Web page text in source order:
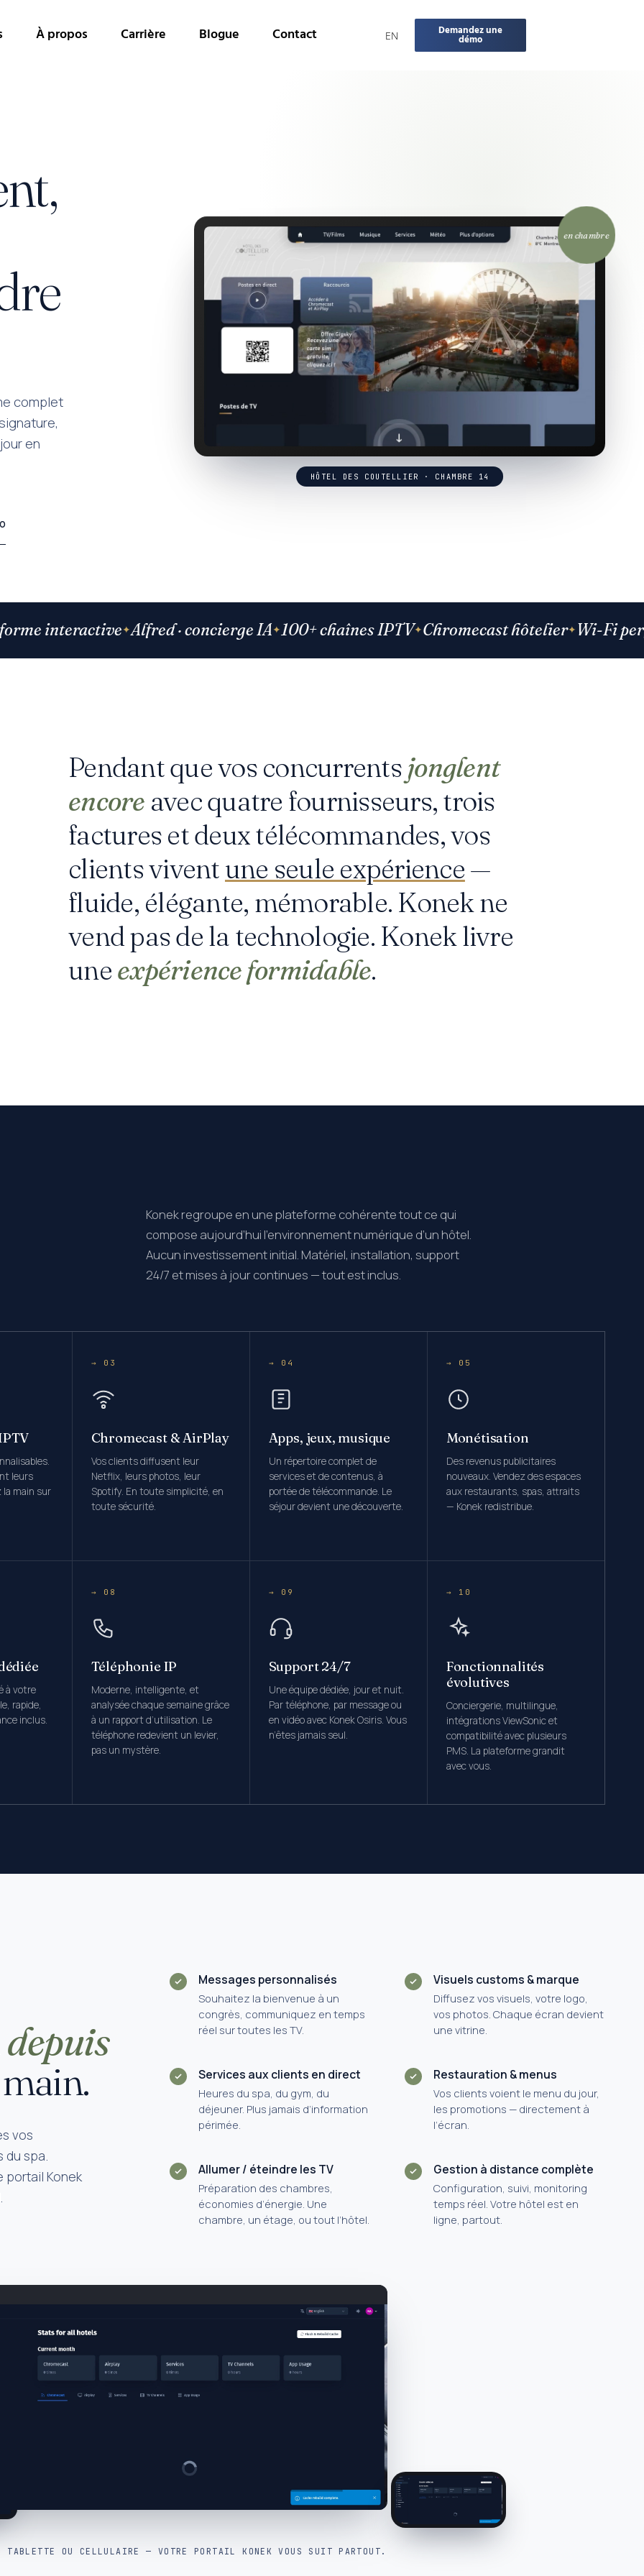
À propos Carrière Blogue Contact EN Demandez une
démo
complet
en
en chambre
HÔTEL DES COUTELLIER · CHAMBRE 14
interactive Alfred · concierge IA 100+ chaînes IPTV Chromecast hôtelier Wi-Fi
Pendant que vos concurrentsjonglent
encore avec quatre fournisseurs, trois
factures et deux télécommandes, vos
clients viventune seule expérience—
fluide, élégante, mémorable. Konek ne
vend pas de la technologie. Konek livre
uneexpérience formidable.
Konek regroupe en une plateforme cohérente tout ce qui
compose aujourd’hui l’environnement numérique d’un hôtel.
Aucun investissement initial. Matériel, installation, support
24/7 et mises à jour continues — tout est inclus.
leurs
la main sur
→ 03
Chromecast & AirPlay
Vos clients diffusent leur
Netflix, leurs photos, leur
Spotify. En toute simplicité, en
toute sécurité.
→ 04
Apps, jeux, musique
Un répertoire complet de
services et de contenus, à
portée de télécommande. Le
séjour devient une découverte.
→ 05
Monétisation
Des revenus publicitaires
nouveaux. Vendez des espaces
aux restaurants, spas, attraits
— Konek redistribue.
à votre
rapide,
inclus.
→ 08
Téléphonie IP
Moderne, intelligente, et
analysée chaque semaine grâce
à un rapport d’utilisation. Le
téléphone redevient un levier,
pas un mystère.
→ 09
Support 24/7
Une équipe dédiée, jour et nuit.
Par téléphone, par message ou
en vidéo avec Konek Osiris. Vous
n’êtes jamais seul.
→ 10
Fonctionnalités
évolutives
Conciergerie, multilingue,
intégrations ViewSonic et
compatibilité avec plusieurs
PMS. La plateforme grandit
avec vous.
depuis
vos
du spa.
portail Konek
Messages personnalisés
Souhaitez la bienvenue à un
congrès, communiquez en temps
réel sur toutes les TV.
Visuels customs & marque
Diffusez vos visuels, votre logo,
vos photos. Chaque écran devient
une vitrine.
Services aux clients en direct
Heures du spa, du gym, du
déjeuner. Plus jamais d’information
périmée.
Restauration & menus
Vos clients voient le menu du jour,
les promotions — directement à
l’écran.
Allumer / éteindre les TV
Préparation des chambres,
économies d’énergie. Une
chambre, un étage, ou tout l’hôtel.
Gestion à distance complète
Configuration, suivi, monitoring
temps réel. Votre hôtel est en
ligne, partout.
TABLETTE OU CELLULAIRE — VOTRE PORTAIL KONEK VOUS SUIT PARTOUT.